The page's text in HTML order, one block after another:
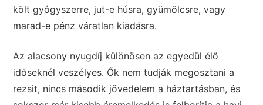
költ gyógyszerre, jut-e húsra, gyümölcsre, vagy
marad-e pénz váratlan kiadásra.
Az alacsony nyugdíj különösen az egyedül élő
időseknél veszélyes. Ők nem tudják megosztani a
rezsit, nincs második jövedelem a háztartásban, és